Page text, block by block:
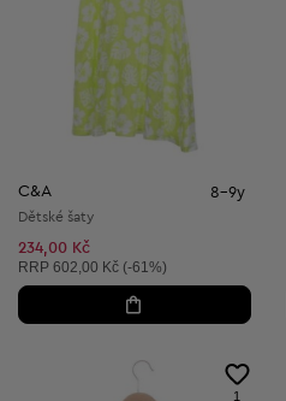
C&A 8-9y
Dětské šaty
234,00 Kč
Doporučená cena:
RRP 602,00 Kč (-61%)
1